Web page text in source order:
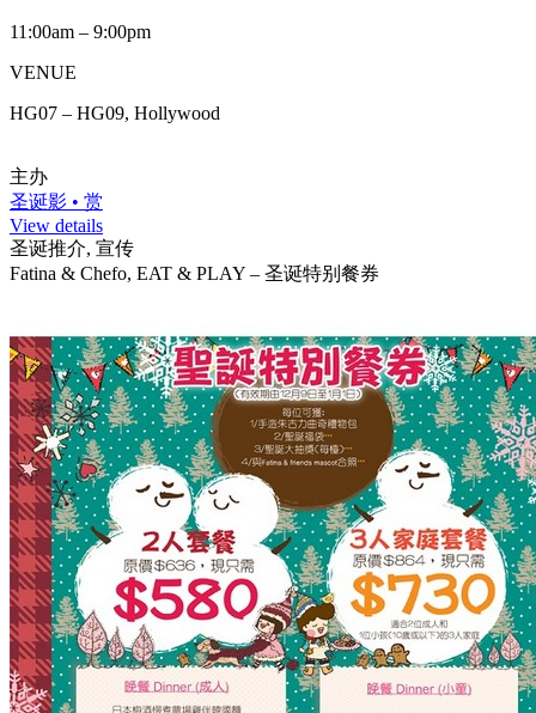
11:00am – 9:00pm
VENUE
HG07 – HG09, Hollywood
主办
圣诞影 • 赏
View details
圣诞推介, 宣传
Fatina & Chefo, EAT & PLAY – 圣诞特别餐券